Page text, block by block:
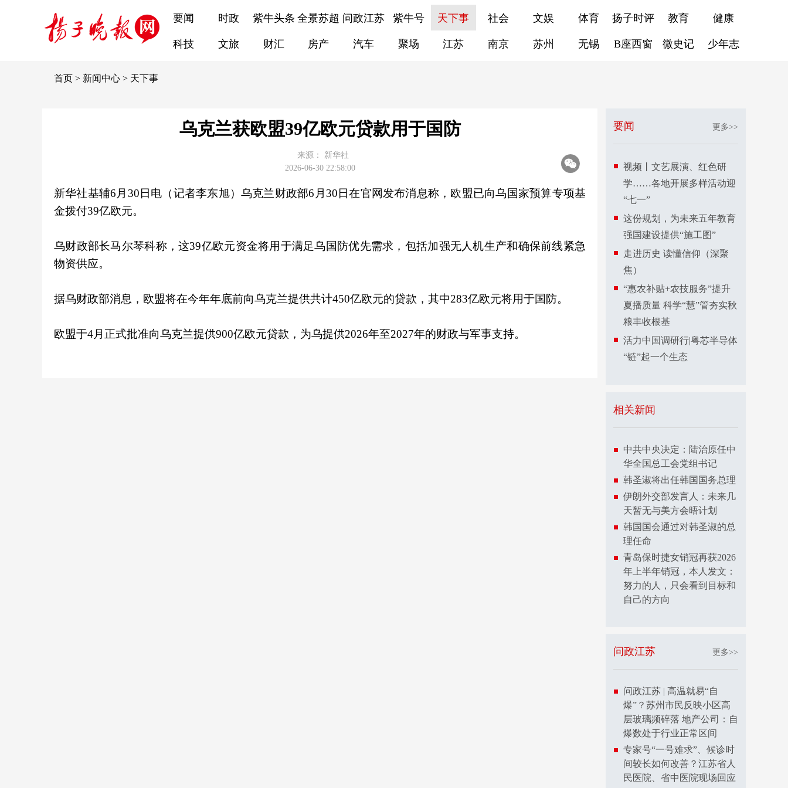
要闻 时政 紫牛头条 全景苏超 问政江苏 紫牛号 天下事 社会 文娱 体育 扬子时评 教育 健康
科技 文旅 财汇 房产 汽车 聚场 江苏 南京 苏州 无锡 B座西窗 微史记 少年志
首页 > 新闻中心 > 天下事
乌克兰获欧盟39亿欧元贷款用于国防
来源：
新华社
2026-06-30 22:58:00
新华社基辅6月30日电（记者李东旭）乌克兰财政部6月30日在官网发布消息称，欧盟已向乌国家预算专项基
金拨付39亿欧元。
乌财政部长马尔琴科称，这39亿欧元资金将用于满足乌国防优先需求，包括加强无人机生产和确保前线紧急
物资供应。
据乌财政部消息，欧盟将在今年年底前向乌克兰提供共计450亿欧元的贷款，其中283亿欧元将用于国防。
欧盟于4月正式批准向乌克兰提供900亿欧元贷款，为乌提供2026年至2027年的财政与军事支持。
要闻 更多>>
视频丨文艺展演、红色研
学……各地开展多样活动迎
“七一”
这份规划，为未来五年教育
强国建设提供“施工图”
走进历史 读懂信仰（深聚
焦）
“惠农补贴+农技服务”提升
夏播质量 科学“慧”管夯实秋
粮丰收根基
活力中国调研行|粤芯半导体
“链”起一个生态
相关新闻
中共中央决定：陆治原任中
华全国总工会党组书记
韩圣淑将出任韩国国务总理
伊朗外交部发言人：未来几
天暂无与美方会晤计划
韩国国会通过对韩圣淑的总
理任命
青岛保时捷女销冠再获2026
年上半年销冠，本人发文：
努力的人，只会看到目标和
自己的方向
问政江苏 更多>>
问政江苏 | 高温就易“自
爆”？苏州市民反映小区高
层玻璃频碎落 地产公司：自
爆数处于行业正常区间
专家号“一号难求”、候诊时
间较长如何改善？江苏省人
民医院、省中医院现场回应